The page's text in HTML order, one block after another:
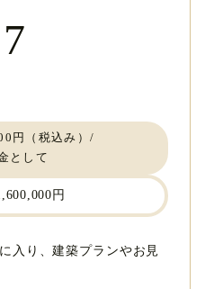
円（税込み）/
として
円
入り、建築プランやお見